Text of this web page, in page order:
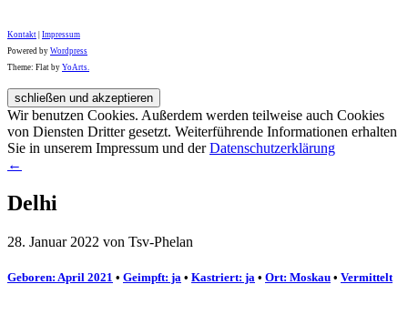
Kontakt Impressum
Powered by Wordpress
Theme: Flat by YoArts.
Wir benutzen Cookies. Außerdem werden teilweise auch Cookies
von Diensten Dritter gesetzt. Weiterführende Informationen erhalten
Sie in unserem Impressum und derDatenschutzerklärung
←
Delhi
28. Januar 2022 von Tsv-Phelan
Geboren: April 2021 • Geimpft: ja • Kastriert: ja • Ort: Moskau • Vermittelt